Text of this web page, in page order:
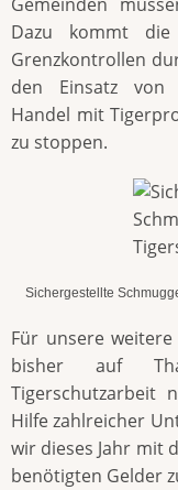
Gemeinden
Dazu kommt die
Grenzkontrollen
den Einsatz von
Handel mit
zu stoppen.
Sichergestellte
Für unsere
bisher auf
Tigerschutzarbeit
Hilfe zahlreicher
wir dieses Jahr mit
benötigten Gelder